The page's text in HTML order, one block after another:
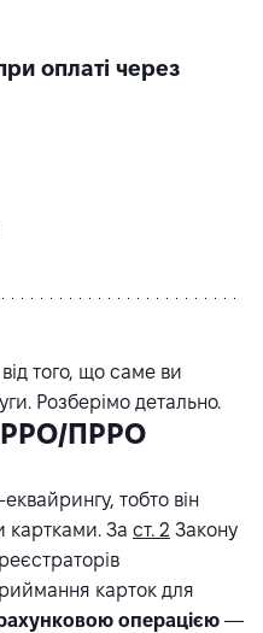
оплаті через
того, що саме ви
Розберімо детально.
РРО/ПРРО
тобто він
картками. За ст. 2 Закону
карток для
операцією —